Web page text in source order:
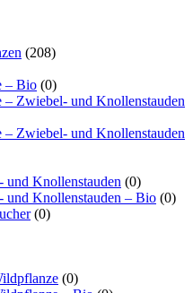
(208)
– Bio (0)
Zwiebel- und Knollenstauden
Zwiebel- und Knollenstauden
Knollenstauden (0)
und Knollenstauden – Bio (0)
(0)
(0)